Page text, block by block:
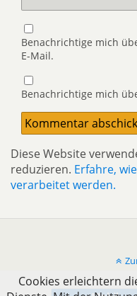
Benachrichtige mich
E-Mail.
Benachrichtige mich
Diese Website
reduzieren. Erfahre,
verarbeitet werden.
Cookies erleichtern